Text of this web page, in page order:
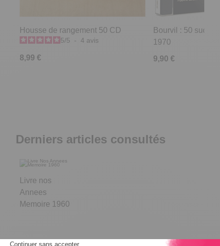
Housse de rangement 50 CD
5/5 - 4 avis
8,99 €
Bourvil : 50
1970
9,90 €
Derniers articles consultés
Livre nos
Annees
Memoire 1960